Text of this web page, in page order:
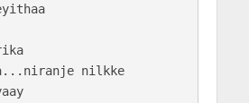
nilkke